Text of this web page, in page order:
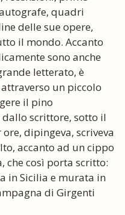
quadri
delle sue opere,
il mondo. Accanto
sono anche
letterato, è
un piccolo
il pino
scrittore, sotto il
dipingeva, scriveva
accanto ad un cippo
che così porta scritto:
in Sicilia e murata in
di Girgenti